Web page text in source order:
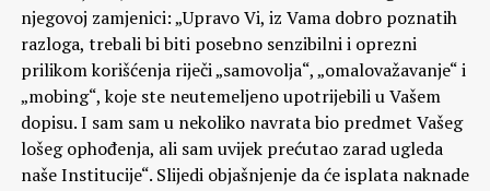
njegovoj zamjenici: „Upravo Vi, iz Vama dobro poznatih
razloga, trebali bi biti posebno senzibilni i oprezni
prilikom korišćenja riječi „samovolja“, „omalovažavanje“ i
„mobing“, koje ste neutemeljeno upotrijebili u Vašem
dopisu. I sam sam u nekoliko navrata bio predmet Vašeg
lošeg ophođenja, ali sam uvijek prećutao zarad ugleda
naše Institucije“. Slijedi objašnjenje da će isplata naknade